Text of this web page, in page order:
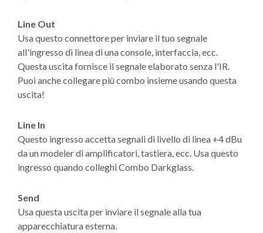
Line Out
Usa questo connettore per inviare il tuo segnale
all'ingresso di linea di una console, interfaccia, ecc.
Questa uscita fornisce il segnale elaborato senza l'IR.
Puoi anche collegare più combo insieme usando questa
uscita!
Line In
Questo ingresso accetta segnali di livello di linea +4 dBu
da un modeler di amplificatori, tastiera, ecc. Usa questo
ingresso quando colleghi Combo Darkglass.
Send
Usa questa uscita per inviare il segnale alla tua
apparecchiatura esterna.